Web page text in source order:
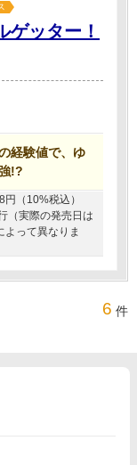
ゲッター！
経験値で、ゆ
!?
（10%税込）
（実際の発売日は
よって異なりま
6 件